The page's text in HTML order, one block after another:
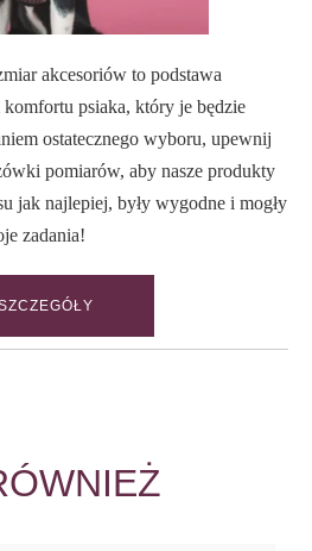
akcesoriów to podstawa
psiaka, który je będzie
ostatecznego wyboru, upewnij
pomiarów, aby nasze produkty
jak najlepiej, były wygodne i mogły
zadania!